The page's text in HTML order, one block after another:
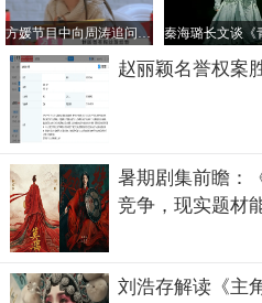
方媛节目中向周涛追问 郭富城年轻时究竟啥模样
赵丽颖名誉权案
暑期剧集前瞻：
竞争，现实题材
刘浩存解读《主